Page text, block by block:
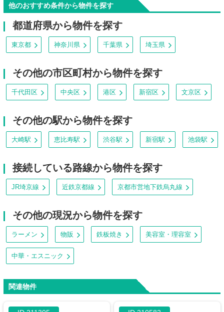
他のおすすめ条件から物件を探す
都道府県から物件を探す
東京都 神奈川県 千葉県 埼玉県
その他の市区町村から物件を探す
千代田区 中央区 港区 新宿区 文京区
その他の駅から物件を探す
大崎駅 恵比寿駅 渋谷駅 新宿駅 池袋駅
接続している路線から物件を探す
JR埼京線 近鉄京都線 京都市営地下鉄烏丸線
その他の現況から物件を探す
ラーメン 物販 鉄板焼き 美容室・理容室
中華・エスニック
関連物件